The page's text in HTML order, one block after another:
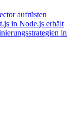
aufrüsten
in Node.js erhält
in